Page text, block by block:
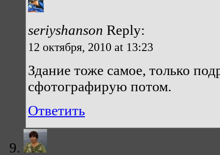
seriyshanson Reply:
12 октября, 2010 at 13:23
Здание тоже самое, только
сфотографирую потом.
Ответить